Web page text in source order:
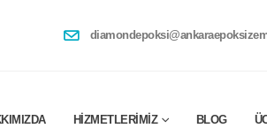
HIZMETLERIMIZ BLOG